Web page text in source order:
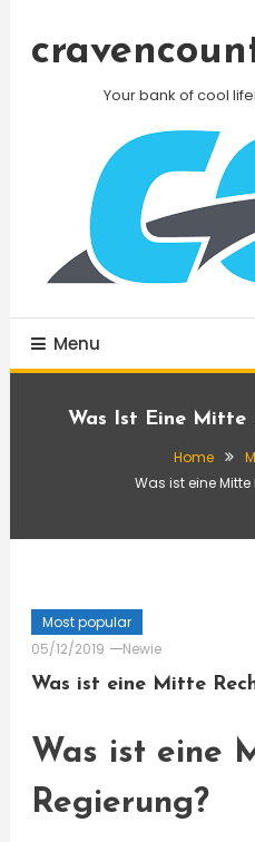
Your bank of cool
Menu
Was Ist Eine Mitte
Home
Was ist eine
Most popular
05/12/2019
Newie
Was ist eine Mitte
Was ist eine
Regierung?